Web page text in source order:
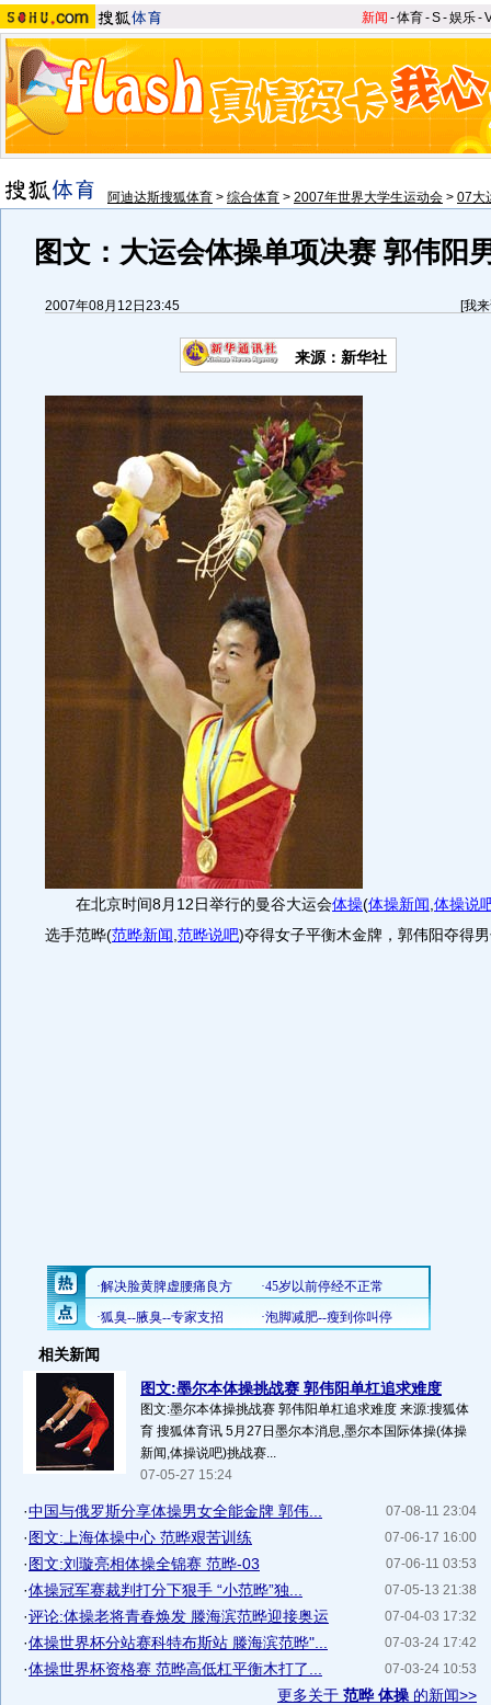
新闻 -体育-S-娱乐-
阿迪达斯搜狐体育 > 综合体育 > 2007年世界大学生运动会 > 07大
图文：大运会体操单项决赛 郭伟阳
2007年08月12日23:45 [我
来源：新华社
在北京时间8月12日举行的曼谷大运会体操(体操新闻 体操说
选手范晔(范晔新闻 范晔说吧)夺得女子平衡木金牌，郭伟阳夺得
相关新闻
图文:墨尔本体操挑战赛 郭伟阳单杠追求难度
图文:墨尔本体操挑战赛 郭伟阳单杠追求难度 来源:搜狐体
育 搜狐体育讯 5月27日墨尔本消息,墨尔本国际体操(体操
新闻,体操说吧)挑战赛...
07-05-27 15:24
07-08-11 23:04
·中国与俄罗斯分享体操男女全能金牌 郭伟...
07-06-17 16:00
·图文:上海体操中心 范晔艰苦训练
07-06-11 03:53
·图文:刘璇亮相体操全锦赛 范晔-03
07-05-13 21:38
·体操冠军赛裁判打分下狠手 “小范晔”独...
07-04-03 17:32
·评论:体操老将青春焕发 滕海滨范晔迎接奥运
07-03-24 17:42
·体操世界杯分站赛科特布斯站 滕海滨范晔"...
07-03-24 10:53
·体操世界杯资格赛 范晔高低杠平衡木打了...
更多关于 范晔 体操 的新闻>>